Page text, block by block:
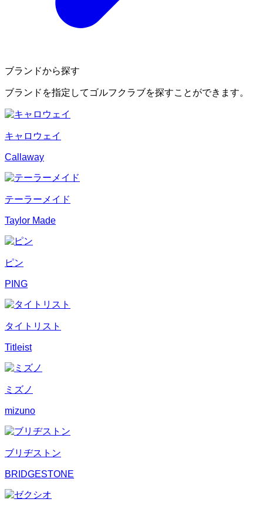
ブランドから探す
ブランドを指定してゴルフクラブを探すことができます。
キャロウェイ
Callaway
テーラーメイド
Taylor Made
ピン
PING
タイトリスト
Titleist
ミズノ
mizuno
ブリヂストン
BRIDGESTONE